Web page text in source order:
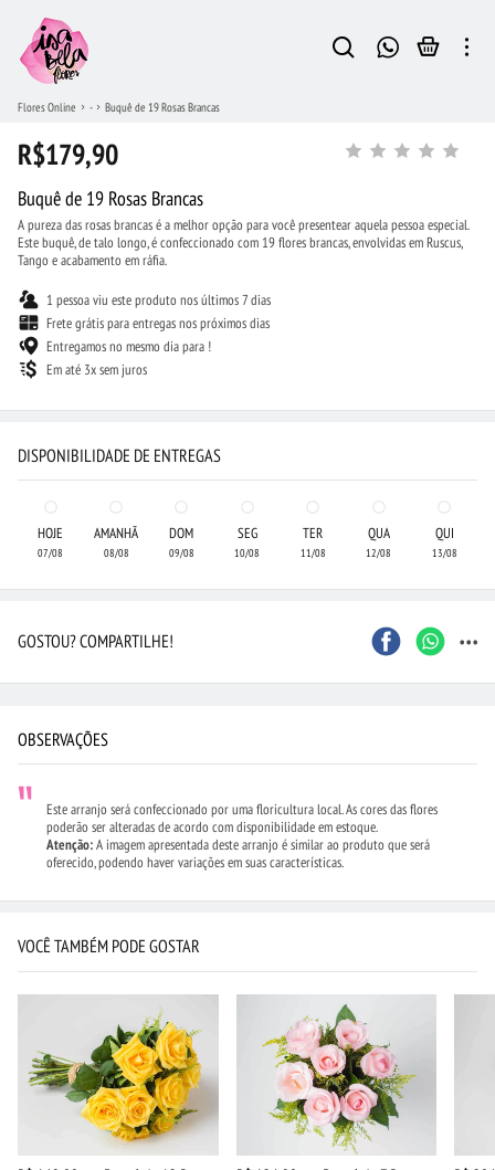
Flores Online - Buquê de 19 Rosas Brancas
R$179,90
Buquê de 19 Rosas Brancas
A pureza das rosas brancas é a melhor opção para você presentear aquela pessoa especial.
Este buquê, de talo longo, é confeccionado com 19 flores brancas, envolvidas em Ruscus,
Tango e acabamento em ráfia.
1 pessoa viu este produto nos últimos 7 dias
Frete grátis para entregas nos próximos dias
Entregamos no mesmo dia para !
Em até 3x sem juros
DISPONIBILIDADE DE ENTREGAS
HOJE
07/08
AMANHÃ
08/08
DOM
09/08
SEG
10/08
TER
11/08
QUA
12/08
QUI
13/08
GOSTOU? COMPARTILHE! ...
OBSERVAÇÕES
Este arranjo será confeccionado por uma floricultura local. As cores das flores
poderão ser alteradas de acordo com disponibilidade em estoque.
Atenção:A imagem apresentada deste arranjo é similar ao produto que será
oferecido, podendo haver variações em suas características.
VOCÊ TAMBÉM PODE GOSTAR